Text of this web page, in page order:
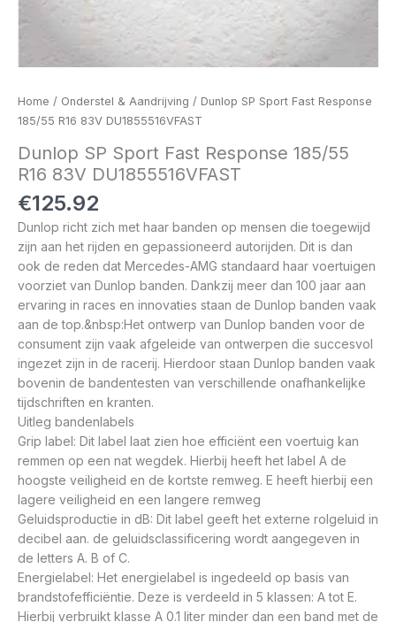
Home / Onderstel & Aandrijving / Dunlop SP Sport Fast Response
185/55 R16 83V DU1855516VFAST
Dunlop SP Sport Fast Response 185/55
R16 83V DU1855516VFAST
€125.92
Dunlop richt zich met haar banden op mensen die toegewijd
zijn aan het rijden en gepassioneerd autorijden. Dit is dan
ook de reden dat Mercedes-AMG standaard haar voertuigen
voorziet van Dunlop banden. Dankzij meer dan 100 jaar aan
ervaring in races en innovaties staan de Dunlop banden vaak
aan de top.&nbsp:Het ontwerp van Dunlop banden voor de
consument zijn vaak afgeleide van ontwerpen die succesvol
ingezet zijn in de racerij. Hierdoor staan Dunlop banden vaak
bovenin de bandentesten van verschillende onafhankelijke
tijdschriften en kranten.
Uitleg bandenlabels
Grip label: Dit label laat zien hoe efficiënt een voertuig kan
remmen op een nat wegdek. Hierbij heeft het label A de
hoogste veiligheid en de kortste remweg. E heeft hierbij een
lagere veiligheid en een langere remweg
Geluidsproductie in dB: Dit label geeft het externe rolgeluid in
decibel aan. de geluidsclassificering wordt aangegeven in
de letters A. B of C.
Energielabel: Het energielabel is ingedeeld op basis van
brandstofefficiëntie. Deze is verdeeld in 5 klassen: A tot E.
Hierbij verbruikt klasse A 0.1 liter minder dan een band met de